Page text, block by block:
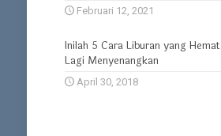
Februari 12, 2021
Inilah 5 Cara Liburan yang Hemat
Lagi Menyenangkan
April 30, 2018